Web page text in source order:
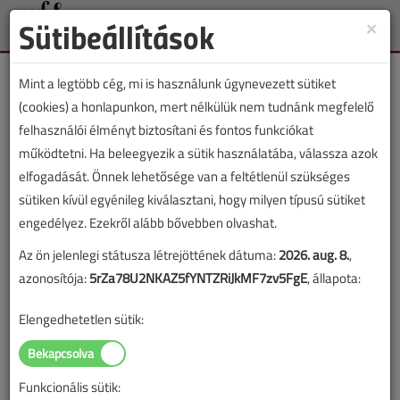
Toggle
Lapszám:
TARTALOM
Kedvezményes, 10% adóval
kifizethető osztalék
2006/10. lapszám
Figylem! Ez a cikk 20 éve frissült utoljára. A benne szereplő
×
Sütibeállítások
Mint a legtöbb cég, mi is használunk úgynevezett sütiket
(cookies) a honlapunkon, mert nélkülük nem tudnánk megfelelő
felhasználói élményt biztosítani és fontos funkciókat
működtetni. Ha beleegyezik a sütik használatába, válassza azok
elfogadását. Önnek lehetősége van a feltétlenül szükséges
sütiken kívül egyénileg kiválasztani, hogy milyen típusú sütiket
engedélyez. Ezekről alább bővebben olvashat.
Az ön jelenlegi státusza létrejöttének dátuma:2026. aug. 8.,
azonosítója:5rZa78U2NKAZ5fYNTZRiJkMF7zv5FgE, állapota:
Elengedhetetlen sütik:
Funkcionális sütik: